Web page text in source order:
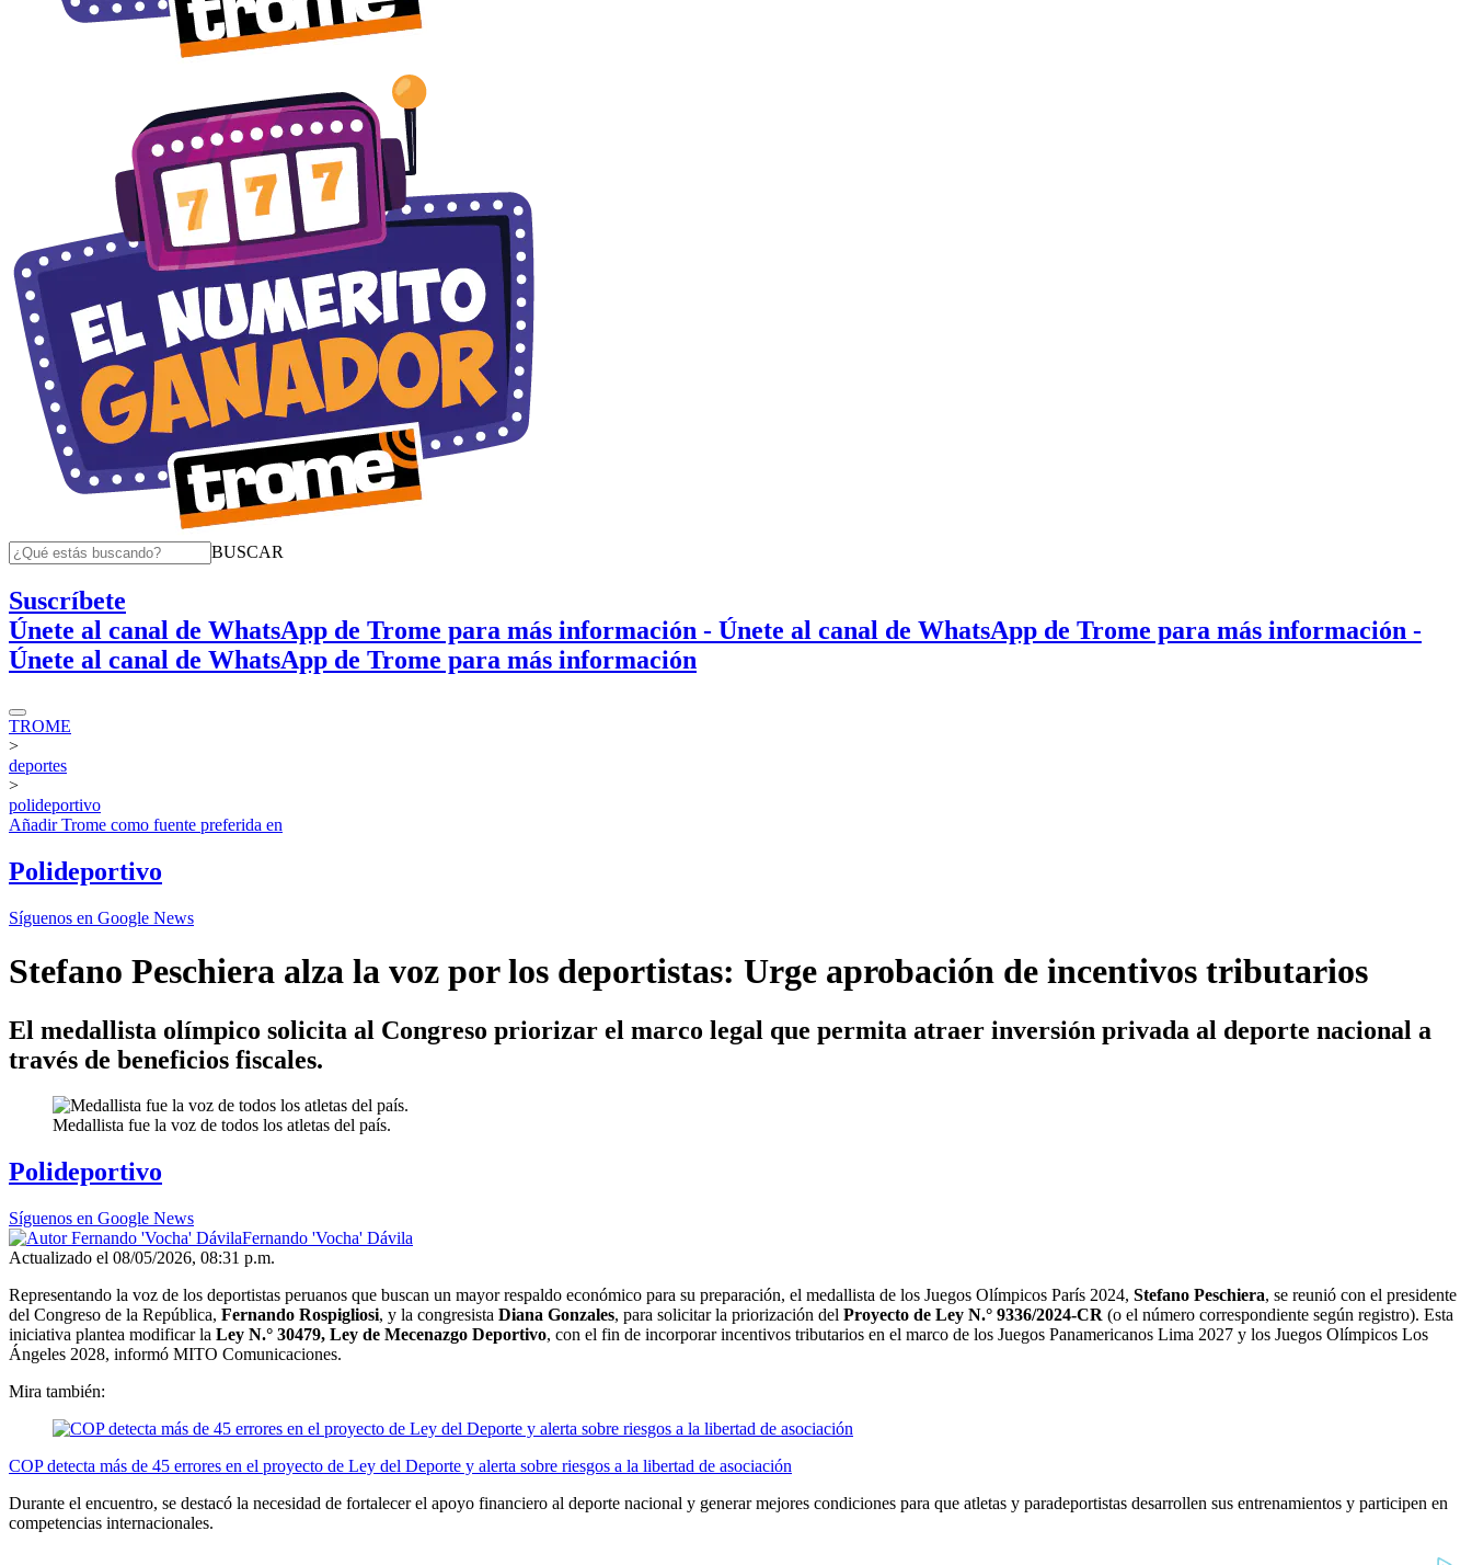
BUSCAR
Suscríbete
Únete al canal de WhatsApp de Trome para más información - Únete al canal de WhatsApp de Trome para más información -
Únete al canal de WhatsApp de Trome para más información
TROME
>
deportes
>
polideportivo
AñadirTrome como fuente preferida en
Polideportivo
Síguenos en Google News
Stefano Peschiera alza la voz por los deportistas: Urge aprobación de incentivos tributarios
El medallista olímpico solicita al Congreso priorizar el marco legal que permita atraer inversión privada al deporte nacional a
través de beneficios fiscales.
Medallista fue la voz de todos los atletas del país.
Polideportivo
Síguenos en Google News
Fernando 'Vocha' Dávila
Actualizado el 08/05/2026, 08:31 p.m.
Representando la voz de los deportistas peruanos que buscan un mayor respaldo económico para su preparación, el medallista de los Juegos Olímpicos París 2024, Stefano Peschiera, se reunió con el presidente
del Congreso de la República, Fernando Rospigliosi, y la congresista Diana Gonzales, para solicitar la priorización del Proyecto de Ley N.° 9336/2024-CR (o el número correspondiente según registro). Esta
iniciativa plantea modificar la Ley N.° 30479, Ley de Mecenazgo Deportivo, con el fin de incorporar incentivos tributarios en el marco de los Juegos Panamericanos Lima 2027 y los Juegos Olímpicos Los
Ángeles 2028, informó MITO Comunicaciones.
Mira también:
COP detecta más de 45 errores en el proyecto de Ley del Deporte y alerta sobre riesgos a la libertad de asociación
Durante el encuentro, se destacó la necesidad de fortalecer el apoyo financiero al deporte nacional y generar mejores condiciones para que atletas y paradeportistas desarrollen sus entrenamientos y participen en
competencias internacionales.